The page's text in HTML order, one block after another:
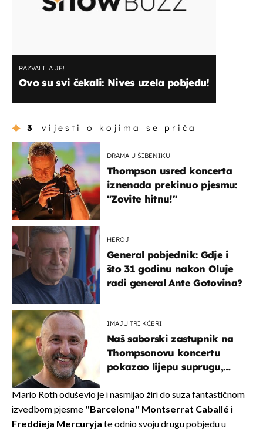
RAZVALILA JE!
Ovo su svi čekali: Nives uzela pobjedu!
3 vijesti o kojima se priča
DRAMA U ŠIBENIKU
Thompson usred koncerta
iznenada prekinuo pjesmu:
"Zovite hitnu!"
HEROJ
General pobjednik: Gdje i
što 31 godinu nakon Oluje
radi general Ante Gotovina?
IMAJU TRI KĆERI
Naš saborski zastupnik na
Thompsonovu koncertu
pokazao lijepu suprugu,
javnost
Mario Roth oduševio je i nasmijao žiri do suza fantastičnom
izvedbom pjesme ''Barcelona'' Montserrat Caballé i
Freddieja Mercuryja te odnio svoju drugu pobjedu u